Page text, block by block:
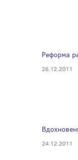
Реформа
26.12.2011
24.12.2011